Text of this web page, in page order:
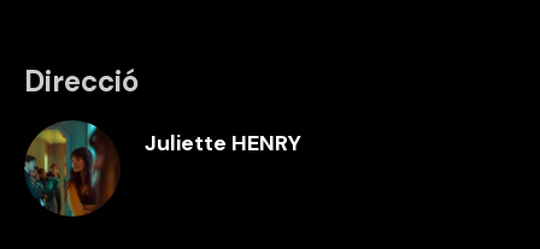
Direcció
Juliette HENRY